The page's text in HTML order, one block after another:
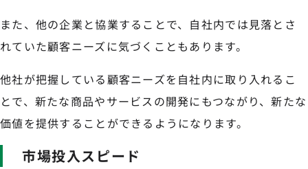
また、他の企業と協業することで、自社内では見落とさ
れていた顧客ニーズに気づくこともあります。
他社が把握している顧客ニーズを自社内に取り入れるこ
とで、新たな商品やサービスの開発にもつながり、新たな
価値を提供することができるようになります。
市場投入スピード